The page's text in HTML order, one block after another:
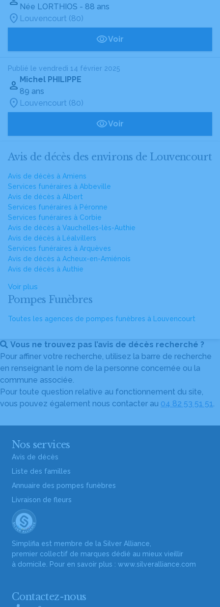
Née LORTHIOS - 88 ans
Louvencourt (80)
Voir
Publié le vendredi 14 février 2025
Michel PHILIPPE
89 ans
Louvencourt (80)
Voir
Avis de décès des environs de Louvencourt
Avis de décès à Amiens
Services funéraires à Abbeville
Avis de décès à Albert
Services funéraires à Péronne
Services funéraires à Corbie
Avis de décès à Vauchelles-lès-Authie
Avis de décès à Léalvillers
Services funéraires à Arquèves
Avis de décès à Acheux-en-Amiénois
Avis de décès à Authie
Voir plus
Pompes Funèbres
Toutes les agences de pompes funèbres à Louvencourt
Vous ne trouvez pas l’avis de décès recherché ?
Pour affiner votre recherche, utilisez la barre de recherche
en renseignant le nom de la personne concernée ou la
commune associée.
Pour toute question relative au fonctionnement du site,
vous pouvez également nous contacter au 04 82 53 51 51.
Nos services
Avis de décès
Liste des familles
Annuaire des pompes funèbres
Livraison de fleurs
Simplifia est membre de la Silver Alliance,
premier collectif de marques dédié au mieux vieillir
à domicile. Pour en savoir plus : www.silveralliance.com
Contactez-nous